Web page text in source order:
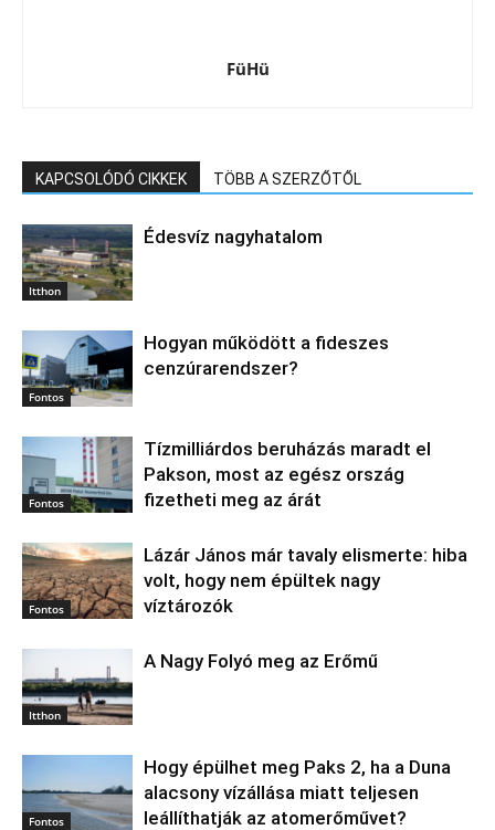
FüHü
KAPCSOLÓDÓ CIKKEK TÖBB A SZERZŐTŐL
Itthon
Édesvíz nagyhatalom
Fontos
Hogyan működött a fideszes
cenzúrarendszer?
Fontos
Tízmilliárdos beruházás maradt el
Pakson, most az egész ország
fizetheti meg az árát
Fontos
Lázár János már tavaly elismerte: hiba
volt, hogy nem épültek nagy
víztározók
Itthon
A Nagy Folyó meg az Erőmű
Fontos
Hogy épülhet meg Paks 2, ha a Duna
alacsony vízállása miatt teljesen
leállíthatják az atomerőművet?